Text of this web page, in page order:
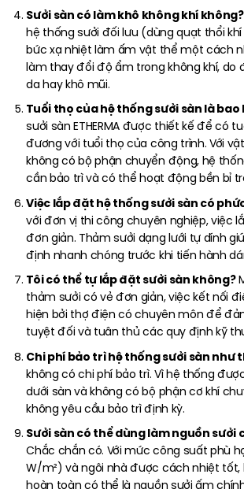
Sưởi sàn có làm khô không khí không?
hệ thống sưởi đối lưu (dùng quạt thổi
bức xạ nhiệt làm ấm vật thể một cách
làm thay đổi độ ẩm trong không khí, do
da hay khô mũi.
Tuổi thọ của hệ thống sưởi sàn là bao
sưởi sàn ETHERMA được thiết kế để có
đương với tuổi thọ của công trình. Với
không có bộ phận chuyển động, hệ
cần bảo trì và có thể hoạt động bền bỉ
Việc lắp đặt hệ thống sưởi sàn có
với đơn vị thi công chuyên nghiệp, việc
đơn giản. Thảm sưởi dạng lưới tự dính
định nhanh chóng trước khi tiến hành
Tôi có thể tự lắp đặt sưởi sàn không?
thảm sưởi có vẻ đơn giản, việc kết nối
hiện bởi thợ điện có chuyên môn để
tuyệt đối và tuân thủ các quy định kỹ
Chi phí bảo trì hệ thống sưởi sàn như
không có chi phí bảo trì. Vì hệ thống
dưới sàn và không có bộ phận cơ khí
không yêu cầu bảo trì định kỳ.
Sưởi sàn có thể dùng làm nguồn sưởi
Chắc chắn có. Với mức công suất phù
W/m²) và ngôi nhà được cách nhiệt tốt,
hoàn toàn có thể là nguồn sưởi ấm